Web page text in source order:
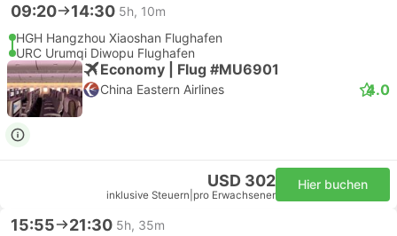
09:20 14:30 5h, 10m
HGH Hangzhou Xiaoshan Flughafen
URC Urumqi Diwopu Flughafen
Economy | Flug #MU6901
China Eastern Airlines 4.0
USD 302
inklusive Steuern pro Erwachsener
Hier buchen
15:55 21:30 5h, 35m